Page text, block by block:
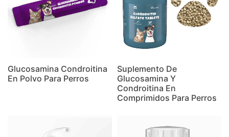
Glucosamina Condroitina
En Polvo Para Perros
Suplemento De
Glucosamina Y
Condroitina En
Comprimidos Para Perros